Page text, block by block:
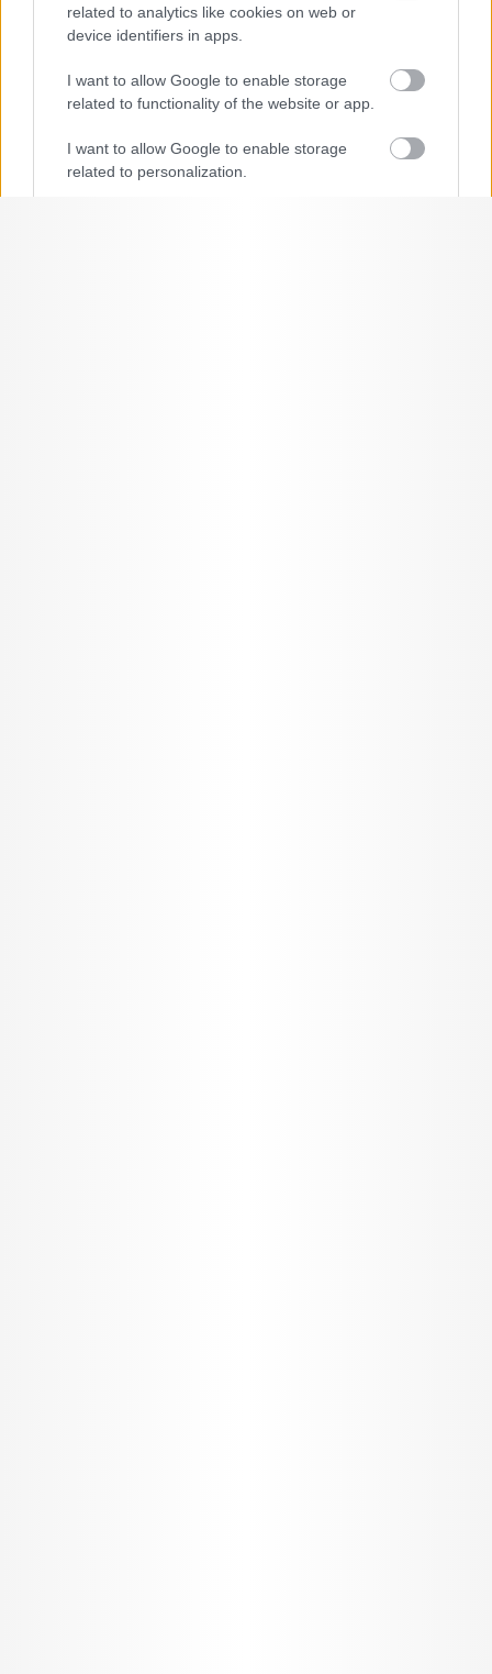
related to analytics like cookies on web or
device identifiers in apps.
I want to allow Google to enable storage
related to functionality of the website or app.
I want to allow Google to enable storage
related to personalization.